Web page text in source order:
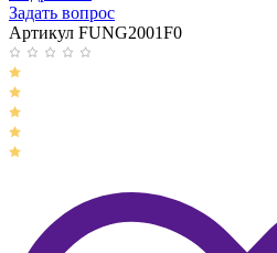
Задать вопрос
Артикул FUNG2001F0